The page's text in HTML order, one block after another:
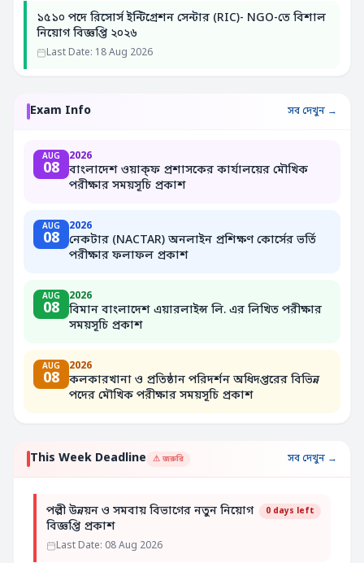
১৫১০ পদে রিসোর্স ইন্টিগ্রেশন সেন্টার (RIC)- NGO-তে বিশাল
নিয়োগ বিজ্ঞপ্তি ২০২৬
Last Date: 18 Aug 2026
Exam Info সব দেখুন →
AUG
08
2026
বাংলাদেশ ওয়াক্ফ প্রশাসকের কার্যালয়ের মৌখিক
পরীক্ষার সময়সূচি প্রকাশ
AUG
08
2026
নেকটার (NACTAR) অনলাইন প্রশিক্ষণ কোর্সের ভর্তি
পরীক্ষার ফলাফল প্রকাশ
AUG
08
2026
বিমান বাংলাদেশ এয়ারলাইন্স লি. এর লিখিত পরীক্ষার
সময়সূচি প্রকাশ
AUG
08
2026
কলকারখানা ও প্রতিষ্ঠান পরিদর্শন অধিদপ্তরের বিভিন্ন
পদের মৌখিক পরীক্ষার সময়সূচি প্রকাশ
This Week Deadline ⚠ জরুরি সব দেখুন →
পল্লী উন্নয়ন ও সমবায় বিভাগের নতুন নিয়োগ
বিজ্ঞপ্তি প্রকাশ
0 days left
Last Date: 08 Aug 2026